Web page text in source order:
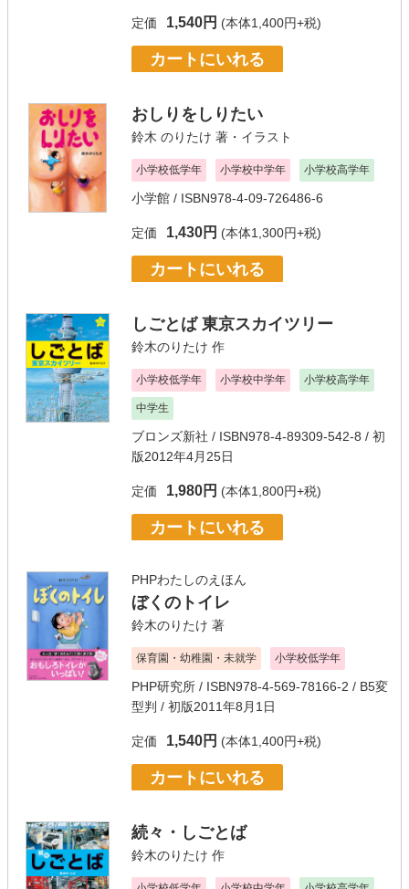
定価 1,540円 (本体1,400円+税)
カートにいれる
おしりをしりたい
鈴木 のりたけ 著・イラスト
小学校低学年 小学校中学年 小学校高学年
小学館 / ISBN978-4-09-726486-6
定価 1,430円 (本体1,300円+税)
カートにいれる
しごとば 東京スカイツリー
鈴木のりたけ 作
小学校低学年 小学校中学年 小学校高学年
中学生
ブロンズ新社 / ISBN978-4-89309-542-8 / 初
版2012年4月25日
定価 1,980円 (本体1,800円+税)
カートにいれる
PHPわたしのえほん
ぼくのトイレ
鈴木のりたけ 著
保育園・幼稚園・未就学 小学校低学年
PHP研究所 / ISBN978-4-569-78166-2 / B5変
型判 / 初版2011年8月1日
定価 1,540円 (本体1,400円+税)
カートにいれる
続々・しごとば
鈴木のりたけ 作